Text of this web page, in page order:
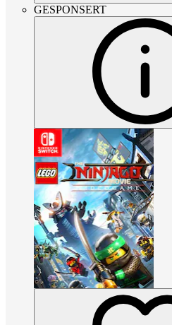
GESPONSERT